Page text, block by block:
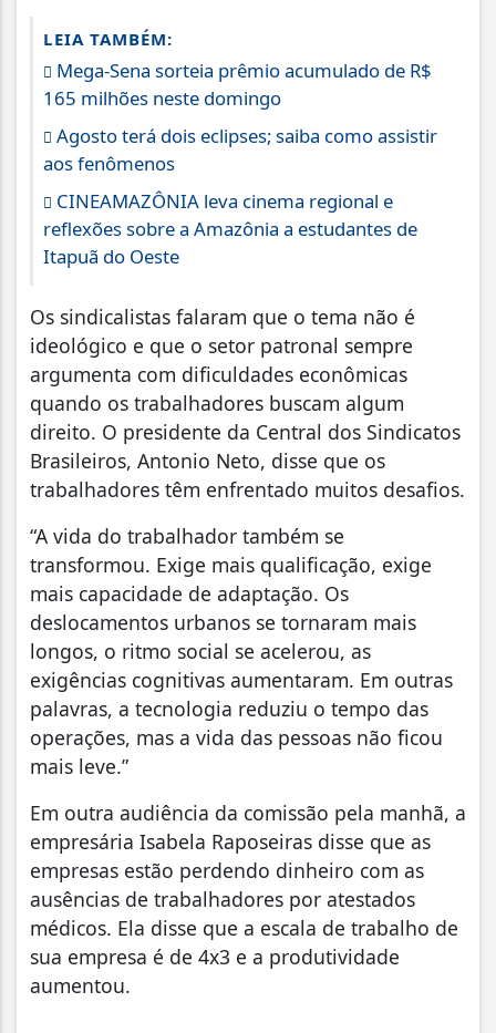
LEIA TAMBÉM:
Mega-Sena sorteia prêmio acumulado de R$
165 milhões neste domingo
Agosto terá dois eclipses; saiba como assistir
aos fenômenos
CINEAMAZÔNIA leva cinema regional e
reflexões sobre a Amazônia a estudantes de
Itapuã do Oeste
Os sindicalistas falaram que o tema não é
ideológico e que o setor patronal sempre
argumenta com dificuldades econômicas
quando os trabalhadores buscam algum
direito. O presidente da Central dos Sindicatos
Brasileiros, Antonio Neto, disse que os
trabalhadores têm enfrentado muitos desafios.
“A vida do trabalhador também se
transformou. Exige mais qualificação, exige
mais capacidade de adaptação. Os
deslocamentos urbanos se tornaram mais
longos, o ritmo social se acelerou, as
exigências cognitivas aumentaram. Em outras
palavras, a tecnologia reduziu o tempo das
operações, mas a vida das pessoas não ficou
mais leve.”
Em outra audiência da comissão pela manhã, a
empresária Isabela Raposeiras disse que as
empresas estão perdendo dinheiro com as
ausências de trabalhadores por atestados
médicos. Ela disse que a escala de trabalho de
sua empresa é de 4x3 e a produtividade
aumentou.